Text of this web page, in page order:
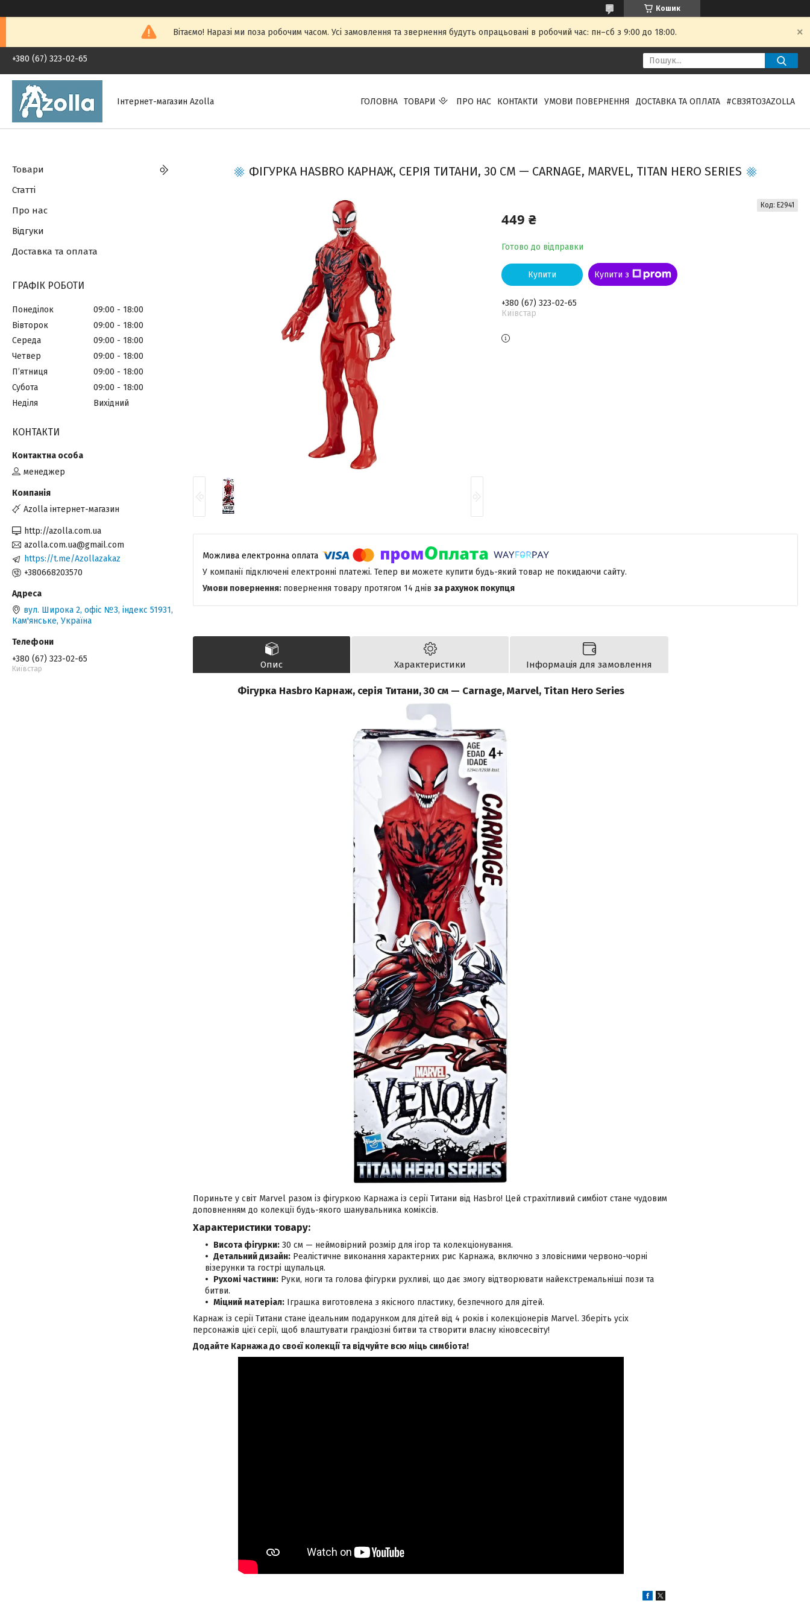
Кошик
Вітаємо! Наразі ми поза робочим часом. Усі замовлення та звернення будуть опрацьовані в робочий час: пн–сб з 9:00 до 18:00.
+380 (67) 323-02-65
Інтернет-магазин Azolla ГОЛОВНА ТОВАРИ ПРО НАС КОНТАКТИ УМОВИ ПОВЕРНЕННЯ ДОСТАВКА ТА ОПЛАТА #СВЗЯТОЗAZOLLA
ФІГУРКА HASBRO КАРНАЖ, СЕРІЯ ТИТАНИ, 30 СМ — CARNAGE, MARVEL, TITAN HERO SERIES
449 ₴
Готово до відправки
Код: E2941
Купити Купити з
+380 (67) 323-02-65
Київстар
У компанії підключені електронні платежі. Тепер ви можете купити будь-який товар не покидаючи сайту.
повернення товару протягом 14 днів за рахунок покупця
Опис Характеристики Інформація для замовлення
Фігурка Hasbro Карнаж, серія Титани, 30 см — Carnage, Marvel, Titan Hero Series
Пориньте у світ Marvel разом із фігуркою Карнажа із серії Титани від Hasbro! Цей страхітливий симбіот стане чудовим
доповненням до колекції будь-якого шанувальника коміксів.
Характеристики товару:
Висота фігурки: 30 см — неймовірний розмір для ігор та колекціонування.
Детальний дизайн: Реалістичне виконання характерних рис Карнажа, включно з зловісними червоно-чорні
візерунки та гострі щупальця.
Рухомі частини: Руки, ноги та голова фігурки рухливі, що дає змогу відтворювати найекстремальніші пози та
битви.
Міцний матеріал: Іграшка виготовлена з якісного пластику, безпечного для дітей.
Карнаж із серії Титани стане ідеальним подарунком для дітей від 4 років і колекціонерів Marvel. Зберіть усіх
персонажів цієї серії, щоб влаштувати грандіозні битви та створити власну кіновсесвіту!
Додайте Карнажа до своєї колекції та відчуйте всю міць симбіота!
Товари
Статті
Про нас
Відгуки
Доставка та оплата
ГРАФІК РОБОТИ
Понеділок 09:00
18:00
Вівторок
09:00
18:00
Середа
09:00
18:00
Четвер
09:00
18:00
Пʼятниця
09:00
18:00
Субота
09:00
18:00
Неділя
Вихідний
КОНТАКТИ
менеджер
Azolla інтернет-магазин
http://azolla.com.ua
azolla.com.ua@gmail.com
https://t.me/Azollazakaz
+380668203570
вул. Широка 2, офіс №3, індекс 51931,
Кам'янське, Україна
+380 (67) 323-02-65
Київстар